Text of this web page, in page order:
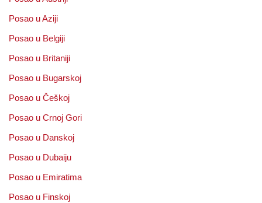
Posao u Aziji
Posao u Belgiji
Posao u Britaniji
Posao u Bugarskoj
Posao u Češkoj
Posao u Crnoj Gori
Posao u Danskoj
Posao u Dubaiju
Posao u Emiratima
Posao u Finskoj